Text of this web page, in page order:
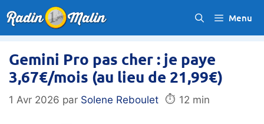
au
contenu
Menu
Gemini Pro pas cher : je paye
3,67€/mois (au lieu de 21,99€)
1 Avr 2026 par Solene Reboulet ⏱️ 12 min